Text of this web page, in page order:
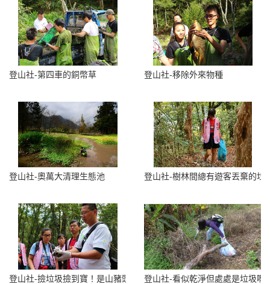
登山社-第四車的銅幣草 登山社-移除外來物種
登山社-奧萬大清理生態池 登山社-樹林間總有遊客丟棄的垃
登山社-撿垃圾撿到寶！是山豬頭骨嗎登山社-看似乾淨但處處是垃圾啊